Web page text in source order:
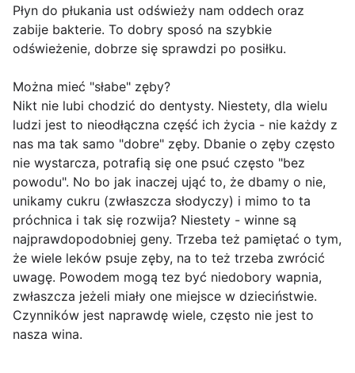
Płyn do płukania ust odświeży nam oddech oraz
zabije bakterie. To dobry sposó na szybkie
odświeżenie, dobrze się sprawdzi po posiłku.
Można mieć "słabe" zęby?
Nikt nie lubi chodzić do dentysty. Niestety, dla wielu
ludzi jest to nieodłączna część ich życia - nie każdy z
nas ma tak samo "dobre" zęby. Dbanie o zęby często
nie wystarcza, potrafią się one psuć często "bez
powodu". No bo jak inaczej ująć to, że dbamy o nie,
unikamy cukru (zwłaszcza słodyczy) i mimo to ta
próchnica i tak się rozwija? Niestety - winne są
najprawdopodobniej geny. Trzeba też pamiętać o tym,
że wiele leków psuje zęby, na to też trzeba zwrócić
uwagę. Powodem mogą tez być niedobory wapnia,
zwłaszcza jeżeli miały one miejsce w dzieciństwie.
Czynników jest naprawdę wiele, często nie jest to
nasza wina.